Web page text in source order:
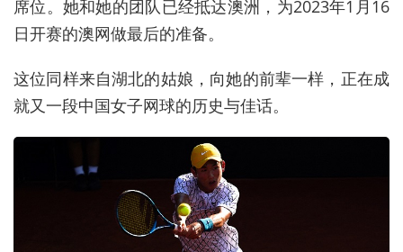
席位。她和她的团队已经抵达澳洲，为2023年1月16
日开赛的澳网做最后的准备。
这位同样来自湖北的姑娘，向她的前辈一样，正在成
就又一段中国女子网球的历史与佳话。